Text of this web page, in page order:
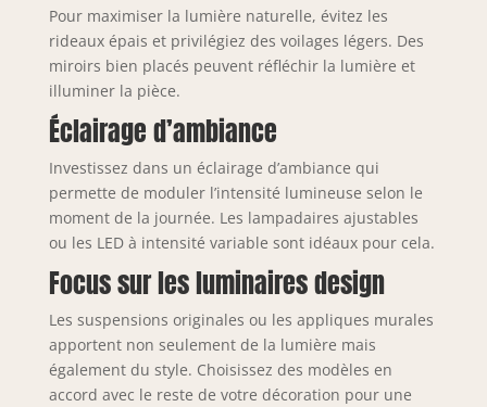
Pour maximiser la lumière naturelle, évitez les
rideaux épais et privilégiez des voilages légers. Des
miroirs bien placés peuvent réfléchir la lumière et
illuminer la pièce.
Éclairage d’ambiance
Investissez dans un éclairage d’ambiance qui
permette de moduler l’intensité lumineuse selon le
moment de la journée. Les lampadaires ajustables
ou les LED à intensité variable sont idéaux pour cela.
Focus sur les luminaires design
Les suspensions originales ou les appliques murales
apportent non seulement de la lumière mais
également du style. Choisissez des modèles en
accord avec le reste de votre décoration pour une